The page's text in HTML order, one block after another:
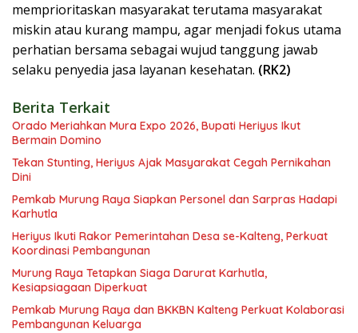
memprioritaskan masyarakat terutama masyarakat
miskin atau kurang mampu, agar menjadi fokus utama
perhatian bersama sebagai wujud tanggung jawab
selaku penyedia jasa layanan kesehatan. (RK2)
Berita Terkait
Orado Meriahkan Mura Expo 2026, Bupati Heriyus Ikut
Bermain Domino
Tekan Stunting, Heriyus Ajak Masyarakat Cegah Pernikahan
Dini
Pemkab Murung Raya Siapkan Personel dan Sarpras Hadapi
Karhutla
Heriyus Ikuti Rakor Pemerintahan Desa se-Kalteng, Perkuat
Koordinasi Pembangunan
Murung Raya Tetapkan Siaga Darurat Karhutla,
Kesiapsiagaan Diperkuat
Pemkab Murung Raya dan BKKBN Kalteng Perkuat Kolaborasi
Pembangunan Keluarga